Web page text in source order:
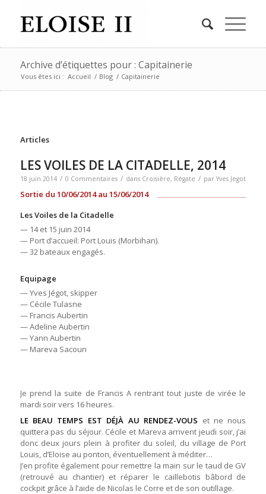
Archive d’étiquettes pour : Capitainerie
Vous êtes ici : Accueil / Blog / Capitainerie
Articles
LES VOILES DE LA CITADELLE, 2014
18 juin 2014 / 0 Commentaires / dans Croisière, Régate / par Yves Jegot
Sortie du 10/06/2014 au 15/06/2014
Les Voiles de la Citadelle
— 14 et 15 juin 2014
— Port d’accueil: Port Louis (Morbihan).
— 32 bateaux engagés.
Equipage
— Yves Jégot, skipper
— Cécile Tulasne
— Francis Aubertin
— Adeline Aubertin
— Yann Aubertin
— Mareva Sacoun
Je prend la suite de Francis A rentrant tout juste de virée le
mardi soir vers 16 heures.
LE BEAU TEMPS EST DÉJÀ AU RENDEZ-VOUS et ne nous
quittera pas du séjour. Cécile et Mareva arrivent jeudi soir, j’ai
donc deux jours plein à profiter du soleil, du village de Port
Louis, d’Eloise au ponton, éventuellement à méditer…
J’en profite également pour remettre la main sur le taud de GV
(retrouvé au chantier) et réparer le caillebotis bâbord de
cockpit grâce à l’aide de Nicolas le Corre et de son outillage.